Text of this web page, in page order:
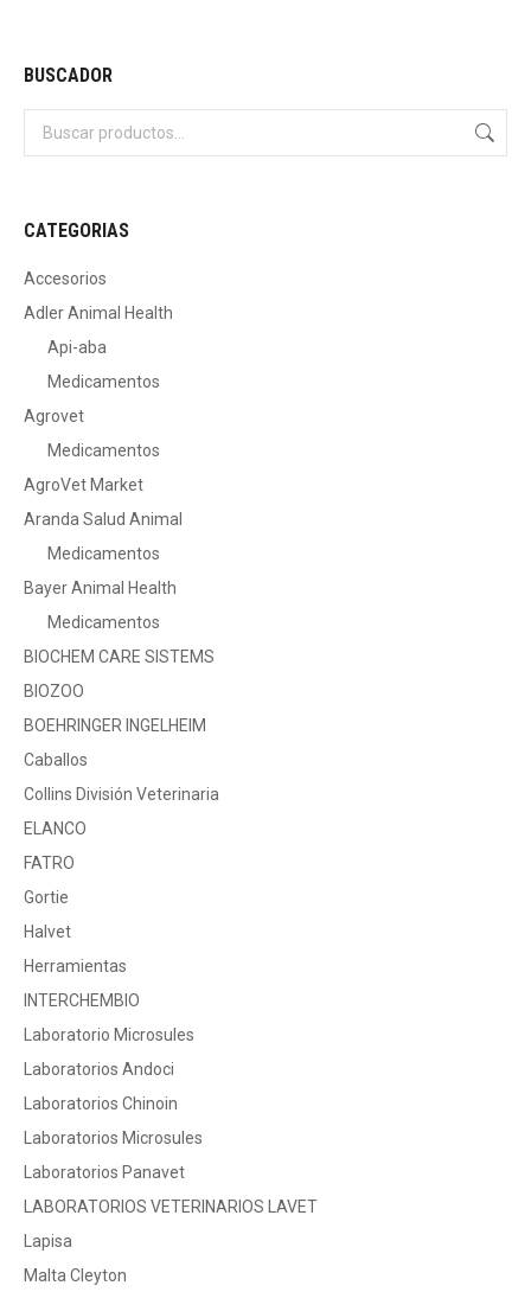
BUSCADOR
CATEGORIAS
Accesorios
Adler Animal Health
Api-aba
Medicamentos
Agrovet
Medicamentos
AgroVet Market
Aranda Salud Animal
Medicamentos
Bayer Animal Health
Medicamentos
BIOCHEM CARE SISTEMS
BIOZOO
BOEHRINGER INGELHEIM
Caballos
Collins División Veterinaria
ELANCO
FATRO
Gortie
Halvet
Herramientas
INTERCHEMBIO
Laboratorio Microsules
Laboratorios Andoci
Laboratorios Chinoin
Laboratorios Microsules
Laboratorios Panavet
LABORATORIOS VETERINARIOS LAVET
Lapisa
Malta Cleyton